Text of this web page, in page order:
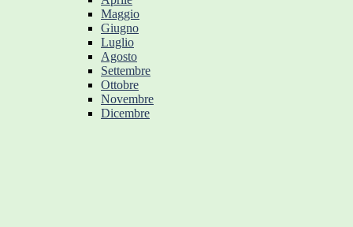
Maggio
Giugno
Luglio
Agosto
Settembre
Ottobre
Novembre
Dicembre